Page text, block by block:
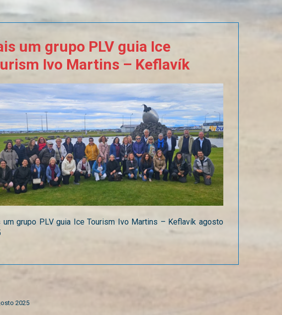
um grupo PLV guia Ice
Ivo Martins – Keflavík
um grupo PLV guia Ice Tourism Ivo Martins – Keflavík agosto
2025